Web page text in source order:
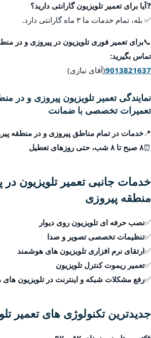
❓آیا برای تعمیر تلویزیون گارانتی دارید؟
✅ بله، تمام خدمات ما ۳ ماه گارانتی دارد.
📞برای تعمیر فوری تلویزیون در پیروزی و در
تماس بگیرید:
9013821637(آقای نیازی)
نمایندگی تعمیر تلویزیون پیروزی و در
تعمیرات تخصصی با ضمانت
📍خدمات در تمام مناطق پیروزی و در منطقه
⏰۸ صبح تا ۸ شب، حتی روزهای تعطیل
خدمات جانبی تعمیر تلویزیون در
منطقه پیروزی
✅نصب حرفه ای تلویزیون روی دیوار
✅تنظیمات تخصصی تصویر و صدا
✅ارتقای نرم افزاری تلویزیون های هوشمند
✅تعمیر ریموت کنترل تلویزیون
✅رفع مشکلات شبکه و اینترنت در تلویزیون
جدیدترین تکنولوژی های تعمیر